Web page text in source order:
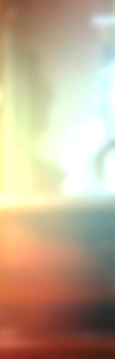
el restaurante
Grands Buffets :
la reserva deberá
a todos los
reglas estrictas aplicables a
hijos y a nuestros
de antemano por
su experiencia en los
el restaurante por sí
padres que proporcionen
puedan sentarse